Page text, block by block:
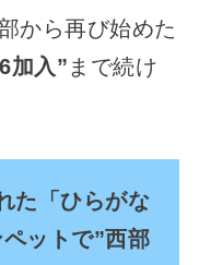
から再び始めた
加入” まで続け
た「ひらがな
ットで”西部